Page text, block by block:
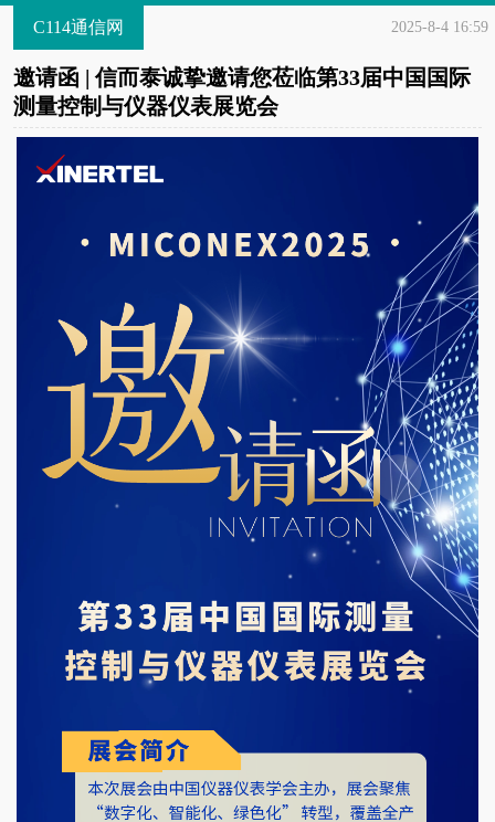
C114通信网 2025-8-4 16:59
邀请函 | 信而泰诚挚邀请您莅临第33届中国国际
测量控制与仪器仪表展览会